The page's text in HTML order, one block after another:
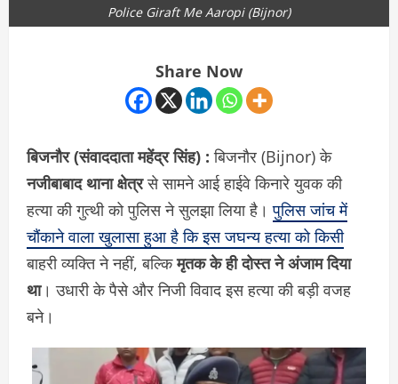
Police Giraft Me Aaropi (Bijnor)
Share Now
बिजनौर (संवाददातामहेंद्र सिंह) :बिजनौर (Bijnor) के
नजीबाबाद थाना क्षेत्रसे सामने आई हाईवे किनारे युवक की
हत्या की गुत्थी को पुलिस ने सुलझा लिया है।पुलिस जांच में
चौंकाने वाला खुलासा हुआ है कि इस जघन्य हत्या को किसी
बाहरी व्यक्ति ने नहीं, बल्किमृतक के ही दोस्त ने अंजाम दिया
था। उधारी के पैसे और निजी विवाद इस हत्या की बड़ी वजह
बने।